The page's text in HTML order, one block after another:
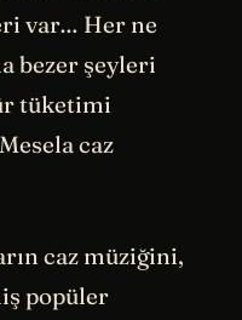
var… Her ne
bezer şeyleri
tüketimi
caz
caz müziğini,
popüler